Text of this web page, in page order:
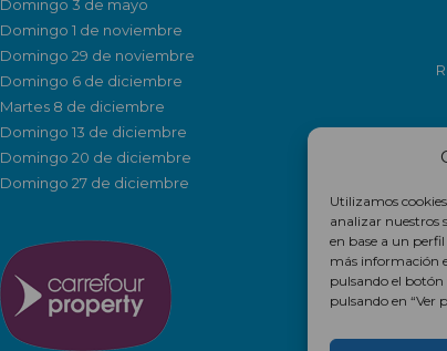
Utilizamos
analizar nuestros
en base a un
más información
pulsando el botón
pulsando en “Ver
Domingo 3 de mayo
Domingo 1 de noviembre
Domingo 29 de noviembre
Domingo 6 de diciembre
Martes 8 de diciembre
Domingo 13 de diciembre
Domingo 20 de diciembre
Domingo 27 de diciembre